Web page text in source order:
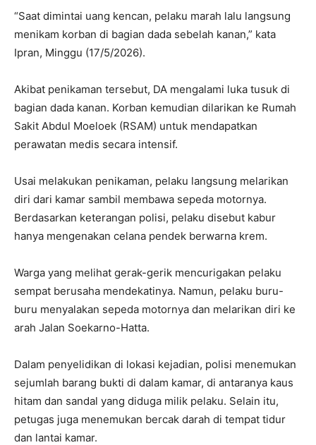
“Saat dimintai uang kencan, pelaku marah lalu langsung
menikam korban di bagian dada sebelah kanan,” kata
Ipran, Minggu (17/5/2026).
Akibat penikaman tersebut, DA mengalami luka tusuk di
bagian dada kanan. Korban kemudian dilarikan ke Rumah
Sakit Abdul Moeloek (RSAM) untuk mendapatkan
perawatan medis secara intensif.
Usai melakukan penikaman, pelaku langsung melarikan
diri dari kamar sambil membawa sepeda motornya.
Berdasarkan keterangan polisi, pelaku disebut kabur
hanya mengenakan celana pendek berwarna krem.
Warga yang melihat gerak-gerik mencurigakan pelaku
sempat berusaha mendekatinya. Namun, pelaku buru-
buru menyalakan sepeda motornya dan melarikan diri ke
arah Jalan Soekarno-Hatta.
Dalam penyelidikan di lokasi kejadian, polisi menemukan
sejumlah barang bukti di dalam kamar, di antaranya kaus
hitam dan sandal yang diduga milik pelaku. Selain itu,
petugas juga menemukan bercak darah di tempat tidur
dan lantai kamar.